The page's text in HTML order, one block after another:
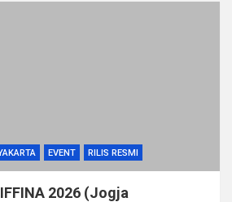
EVENT RILIS RESMI
2026 (Jogja